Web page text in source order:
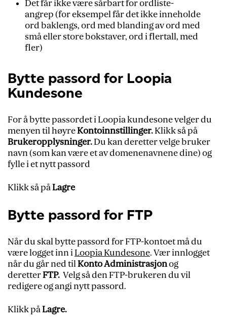
Det får ikke være sårbart for ordliste-
angrep (for eksempel får det ikke inneholde
ord baklengs, ord med blanding av ord med
små eller store bokstaver, ord i flertall, med
fler)
Bytte passord for Loopia
Kundesone
For å bytte passordet i Loopia kundesone velger du
menyen til høyreKontoinnstillinger.Klikk så på
Brukeropplysninger.Du kan deretter velge bruker
navn (som kan være et av domenenavnene dine) og
fylle i et nytt passord
Klikk så påLagre
Bytte passord for FTP
Når du skal bytte passord for FTP-kontoet må du
være logget inn iLoopia Kundesone. Vær innlogget
når du går ned tilKonto Administrasjonog
deretterFTP. Velg så den FTP-brukeren du vil
redigere og angi nytt passord.
Klikk påLagre.